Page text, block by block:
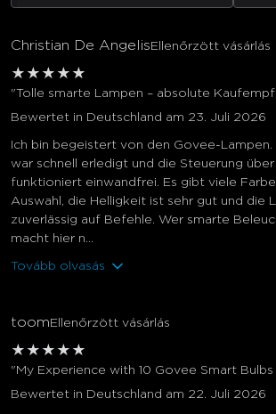
Christian De AngelisEllenőrzött vásárlás
★ ★ ★ ★ ★
"Tolle smarte Lampen – absolute
Bewertet in Deutschland am 23. Juli 2026
Ich bin begeistert von den Govee-Lampen.
war schnell erledigt und die Steuerung
funktioniert einwandfrei. Es gibt viele
Auswahl, die Helligkeit ist sehr gut und die
zuverlässig auf Befehle. Wer smarte
macht hier n...
Tovább olvasás
toomEllenőrzött vásárlás
★ ★ ★ ★ ★
"My Experience with 10 Govee Smart
Bewertet in Deutschland am 22. Juli 2026